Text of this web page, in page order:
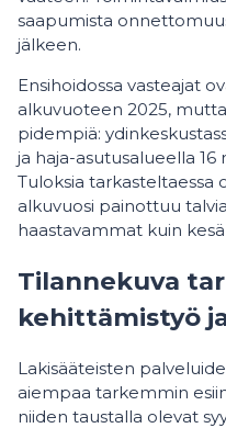
saapumista
jälkeen.
Ensihoidossa vasteajat
alkuvuoteen 2025,
pidempiä:
ja haja-asutusalueella 16
Tuloksia tarkasteltaessa
alkuvuosi painottuu
haastavammat kuin
Tilannekuva
kehittämistyö
Lakisääteisten
aiempaa tarkemmin
niiden taustalla olevat